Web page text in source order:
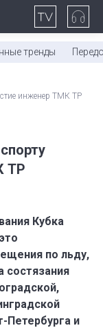
тренды
инженер ТМК ТР
ТР
Кубка
по льду,
состязания
Петербурга и